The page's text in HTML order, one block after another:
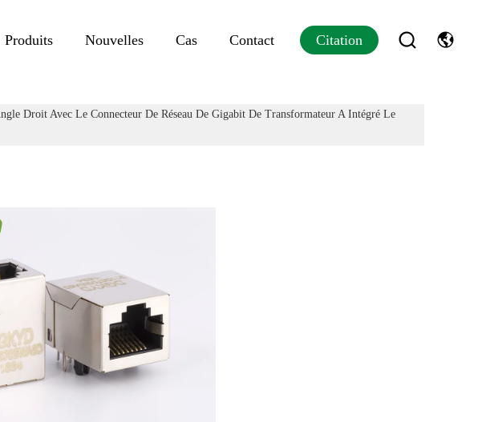
Produits Nouvelles Cas Contact Citation
Droit Avec Le Connecteur De Réseau De Gigabit De Transformateur A Intégré Le